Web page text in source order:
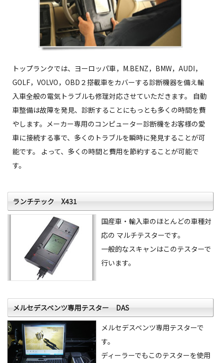
トップランクでは、ヨーロッパ車，M.BENZ，BMW，AUDI，
GOLF，VOLVO，OBD２搭載車をカバーする診断機器を備え輸
入車全般の電気トラブルも修理対応させていただきます。 自動
車整備は故障を発見、診断することにもっとも多くの時間を費
やします。メーカー専用のコンピューター診断機をお客様の愛
車に接続する事で、多くのトラブルを瞬時に発見することが可
能です。 よって、多くの時間と費用を節約することが可能で
す。
ランチテック X431
国産車・輸入車のほとんどの車種対
応の マルチテスターです。
一般的なスキャンはこのテスターで
行います。
メルセデスベンツ専用テスター DAS
メルセデスベンツ専用テスターで
す。
ディーラーでもこのテスターを使用